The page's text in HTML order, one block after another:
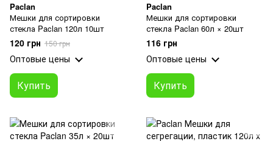
Paclan
Мешки для сортировки
стекла Paclan 120л 10шт
120 грн 150 грн
Оптовые цены
Купить
Paclan
Мешки для сортировки
стекла Paclan 60л × 20шт
116 грн
Оптовые цены
Купить